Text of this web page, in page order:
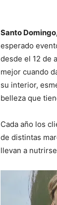
Santo
esperado
desde el 12 de
mejor cuando
su interior,
belleza que
Cada año los
de distintas
llevan a